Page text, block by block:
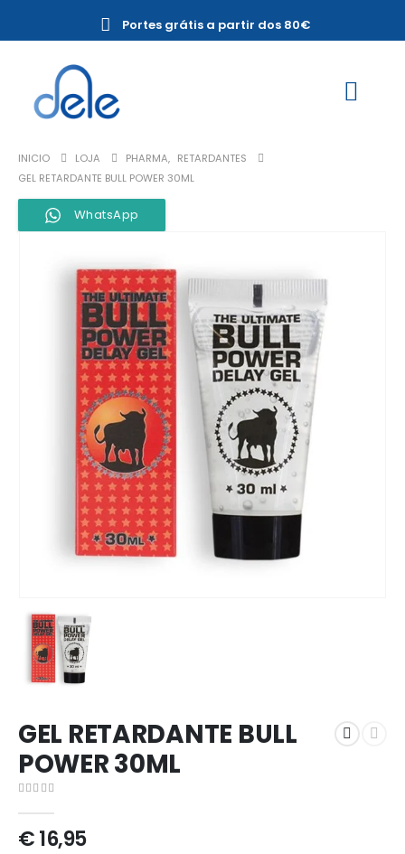
Portes grátis a partir dos 80€
INICIO LOJA PHARMA, RETARDANTES
GEL RETARDANTE BULL POWER 30ML
WhatsApp
GEL RETARDANTE BULL
POWER 30ML
€16,95